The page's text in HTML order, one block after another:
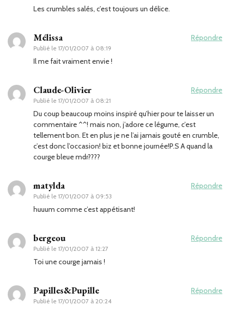
Les crumbles salés, c’est toujours un délice.
Mélissa
Publié le 17/01/2007 à 08:19
Répondre
Il me fait vraiment envie !
Claude-Olivier
Publié le 17/01/2007 à 08:21
Répondre
Du coup beaucoup moins inspiré qu’hier pour te laisser un
commentaire ^^! mais non, j’adore ce légume, c’est
tellement bon. Et en plus je ne l’ai jamais gouté en crumble,
c’est donc l’occasion! biz et bonne journée!P.S A quand la
courge bleue mdr????
matylda
Publié le 17/01/2007 à 09:53
Répondre
huuum comme c’est appétisant!
bergeou
Publié le 17/01/2007 à 12:27
Répondre
Toi une courge jamais !
Papilles&Pupille
Publié le 17/01/2007 à 20:24
Répondre